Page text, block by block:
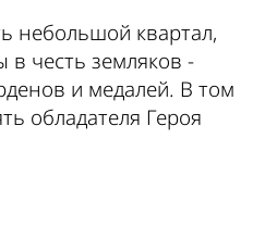
небольшой квартал,
в честь земляков -
и медалей. В том
обладателя Героя